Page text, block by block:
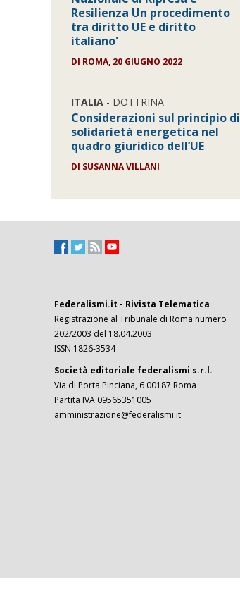
Resilienza Un procedimento
tra diritto UE e diritto
italiano'
DI ROMA, 20 GIUGNO 2022
ITALIA - DOTTRINA
Considerazioni sul principio di
solidarietà energetica nel
quadro giuridico dell’UE
DI SUSANNA VILLANI
Federalismi.it - Rivista Telematica
Registrazione al Tribunale di Roma numero
202/2003 del 18.04.2003
ISSN 1826-3534
Società editoriale federalismi s.r.l.
Via di Porta Pinciana, 6 00187 Roma
Partita IVA 09565351005
amministrazione@federalismi.it